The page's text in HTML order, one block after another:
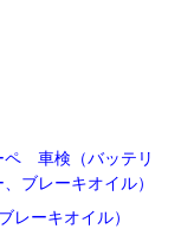
車検（バッテリ
ブレーキオイル）
ーキオイル）